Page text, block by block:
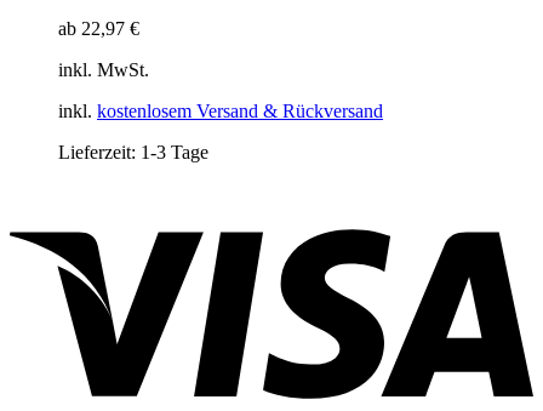
ab 22,97 €
inkl. MwSt.
inkl. kostenlosem Versand & Rückversand
Lieferzeit: 1-3 Tage